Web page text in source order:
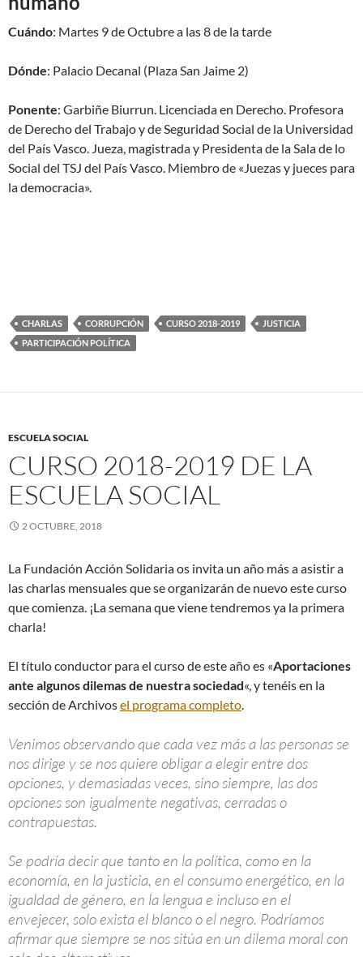
Cuándo: Martes 9 de Octubre a las 8 de la tarde
Dónde: Palacio Decanal (Plaza San Jaime 2)
Ponente: Garbiñe Biurrun. Licenciada en Derecho. Profesora
de Derecho del Trabajo y de Seguridad Social de la Universidad
del País Vasco. Jueza, magistrada y Presidenta de la Sala de lo
Social del TSJ del País Vasco. Miembro de «Juezas y jueces para
la democracia».
CHARLAS CORRUPCIÓN CURSO 2018-2019
JUSTICIA
PARTICIPACIÓN POLÍTICA
ESCUELA SOCIAL
CURSO 2018-2019 DE LA
ESCUELA SOCIAL
2 OCTUBRE, 2018
La Fundación Acción Solidaria os invita un año más a asistir a
las charlas mensuales que se organizarán de nuevo este curso
que comienza. ¡La semana que viene tendremos ya la primera
charla!
El título conductor para el curso de este año es «Aportaciones
ante algunos dilemas de nuestra sociedad«, y tenéis en la
sección de Archivosel programa completo.
Venimos observando que cada vez más a las personas se
nos dirige y se nos quiere obligar a elegir entre dos
opciones, y demasiadas veces, sino siempre, las dos
opciones son igualmente negativas, cerradas o
contrapuestas.
Se podría decir que tanto en la política, como en la
economía, en la justicia, en el consumo energético, en la
igualdad de género, en la lengua e incluso en el
envejecer, solo exista el blanco o el negro. Podríamos
afirmar que siempre se nos sitúa en un dilema moral con